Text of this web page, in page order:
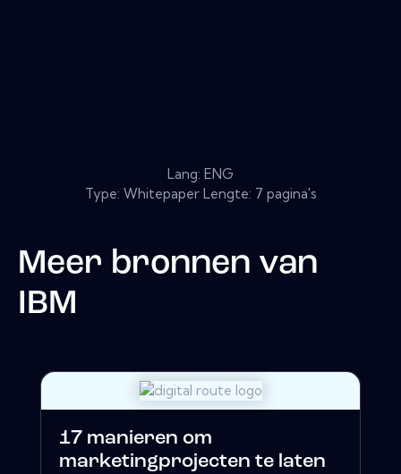
Lang: ENG
Type: Whitepaper Lengte: 7 pagina's
Meer bronnen van
IBM
17 manieren om
marketingprojecten te laten